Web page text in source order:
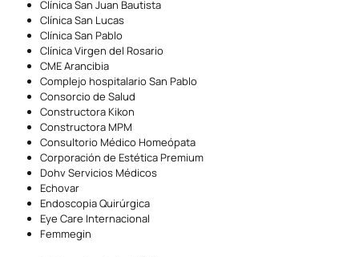
Clínica San Juan Bautista
Clínica San Lucas
Clínica San Pablo
Clínica Virgen del Rosario
CME Arancibia
Complejo hospitalario San Pablo
Consorcio de Salud
Constructora Kikon
Constructora MPM
Consultorio Médico Homeópata
Corporación de Estética Premium
Dohv Servicios Médicos
Echovar
Endoscopia Quirúrgica
Eye Care Internacional
Femmegin